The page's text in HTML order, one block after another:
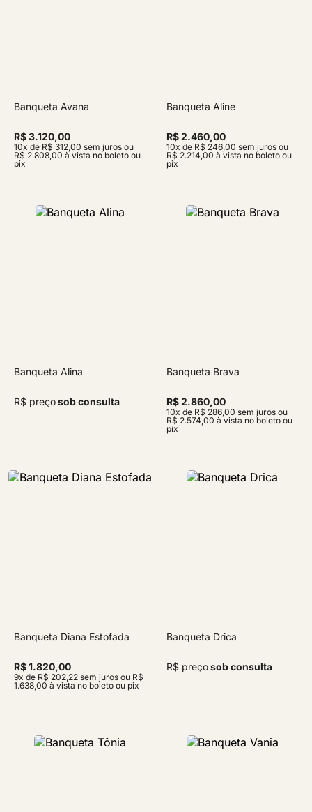
Banqueta Avana
R$ 3.120,00
10x de R$ 312,00 sem juros ou
R$ 2.808,00 à vista no boleto ou
pix
Banqueta Aline
R$ 2.460,00
10x de R$ 246,00 sem juros ou
R$ 2.214,00 à vista no boleto ou
pix
Banqueta Alina
R$ preçosob consulta
Banqueta Brava
R$ 2.860,00
10x de R$ 286,00 sem juros ou
R$ 2.574,00 à vista no boleto ou
pix
Banqueta Diana Estofada
R$ 1.820,00
9x de R$ 202,22 sem juros ou R$
1.638,00 à vista no boleto ou pix
Banqueta Drica
R$ preçosob consulta